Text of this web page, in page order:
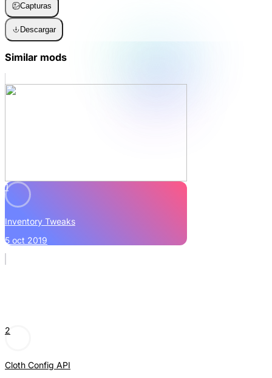
Capturas
Descargar
Similar mods
1
Inventory Tweaks
5 oct 2019
2
Cloth Config API